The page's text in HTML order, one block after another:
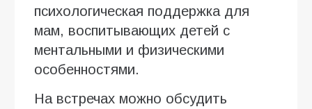
психологическая поддержка для
мам, воспитывающих детей с
ментальными и физическими
особенностями.
На встречах можно обсудить